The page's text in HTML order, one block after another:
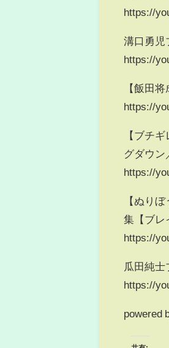
https://
溝口勇児
https://
【飯田
https://
【ブチ
グダウン
https://
【ぬり
集【ブレ
https://
瓜田純士
https://
powered